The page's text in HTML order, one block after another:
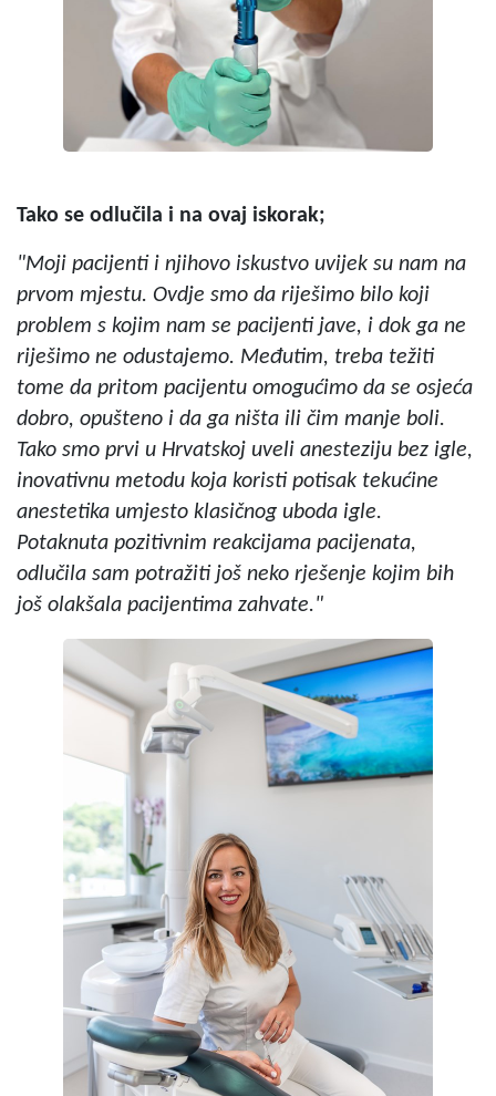
Tako se odlučila i na ovaj iskorak;
"Moji pacijenti i njihovo iskustvo uvijek su nam na
prvom mjestu. Ovdje smo da riješimo bilo koji
problem s kojim nam se pacijenti jave, i dok ga ne
riješimo ne odustajemo. Međutim, treba težiti
tome da pritom pacijentu omogućimo da se osjeća
dobro, opušteno i da ga ništa ili čim manje boli.
Tako smo prvi u Hrvatskoj uveli anesteziju bez igle,
inovativnu metodu koja koristi potisak tekućine
anestetika umjesto klasičnog uboda igle.
Potaknuta pozitivnim reakcijama pacijenata,
odlučila sam potražiti još neko rješenje kojim bih
još olakšala pacijentima zahvate."